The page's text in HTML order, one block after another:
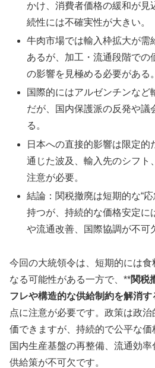
かけ、消費者価格の緩和が見
続性には不確実性が大きい。
牛肉市場では輸入枠拡大が需
あるが、加工・流通段階での
の影響を見極める必要がある。
国際的にはアルゼンチンなど
だが、国内保護派の反発や議
る。
日本への直接的影響は限定的
通じた波及、輸入先のシフト
注意が必要。
結論：関税撤廃は短期的な“
持つが、持続的な価格安定に
や流通改善、国際協調が不可
今回の大統領令は、短期的には
なる可能性がある一方で、**関税
フレや構造的な供給制約を解消
点に注意が必要です。政策は政
価できますが、持続的で公平な価
国内生産基盤の再整備、流通効
供給策が不可欠です。